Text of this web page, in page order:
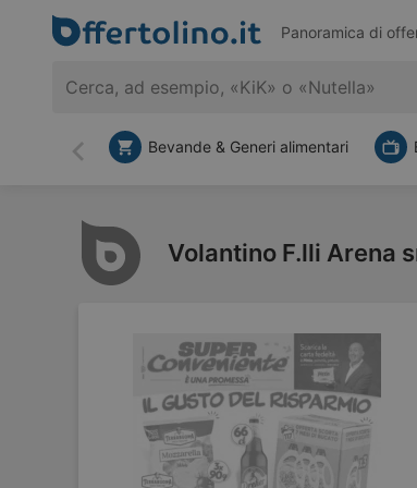
Panoramica di
Indietro
Bevande & Generi alimentari
Volantino F.lli Arena